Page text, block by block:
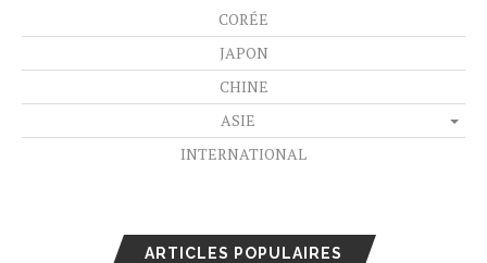
CORÉE
JAPON
CHINE
ASIE
INTERNATIONAL
ARTICLES POPULAIRES